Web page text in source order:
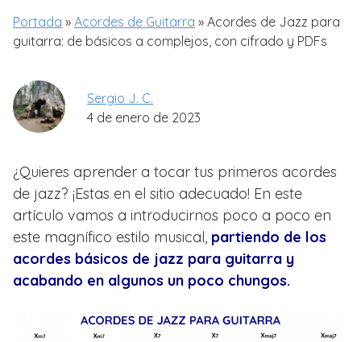
Portada » Acordes de Guitarra » Acordes de Jazz para
guitarra: de básicos a complejos, con cifrado y PDFs
Sergio J. C.
4 de enero de 2023
¿Quieres aprender a tocar tus primeros acordes
de jazz? ¡Estas en el sitio adecuado! En este
artículo vamos a introducirnos poco a poco en
este magnífico estilo musical, partiendo de los
acordes básicos de jazz para guitarra y
acabando en algunos un poco chungos.